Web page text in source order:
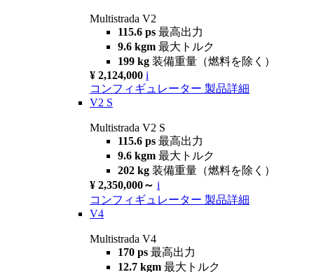
Multistrada V2
115.6 ps 最高出力
9.6 kgm 最大トルク
199 kg 装備重量（燃料を除く）
¥ 2,124,000 i
コンフィギュレーター 製品詳細
V2 S
Multistrada V2 S
115.6 ps 最高出力
9.6 kgm 最大トルク
202 kg 装備重量（燃料を除く）
¥ 2,350,000～ i
コンフィギュレーター 製品詳細
V4
Multistrada V4
170 ps 最高出力
12.7 kgm 最大トルク